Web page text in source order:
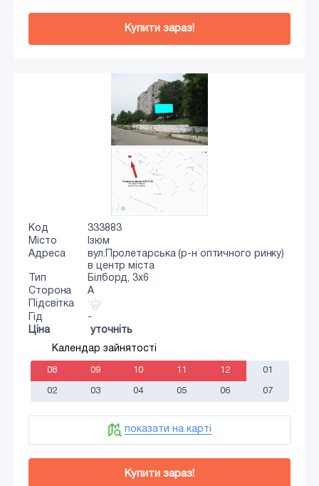
Купити зараз!
Код
333883
Місто
Ізюм
Адреса
вул.Пролетарська (р-н оптичного ринку)
в центр міста
Тип
Білборд, 3х6
Сторона
A
Підсвітка
Гід
-
Ціна
уточніть
Календар зайнятості
08 09 10 11 12 01
02 03 04 05 06 07
показати на карті
Купити зараз!